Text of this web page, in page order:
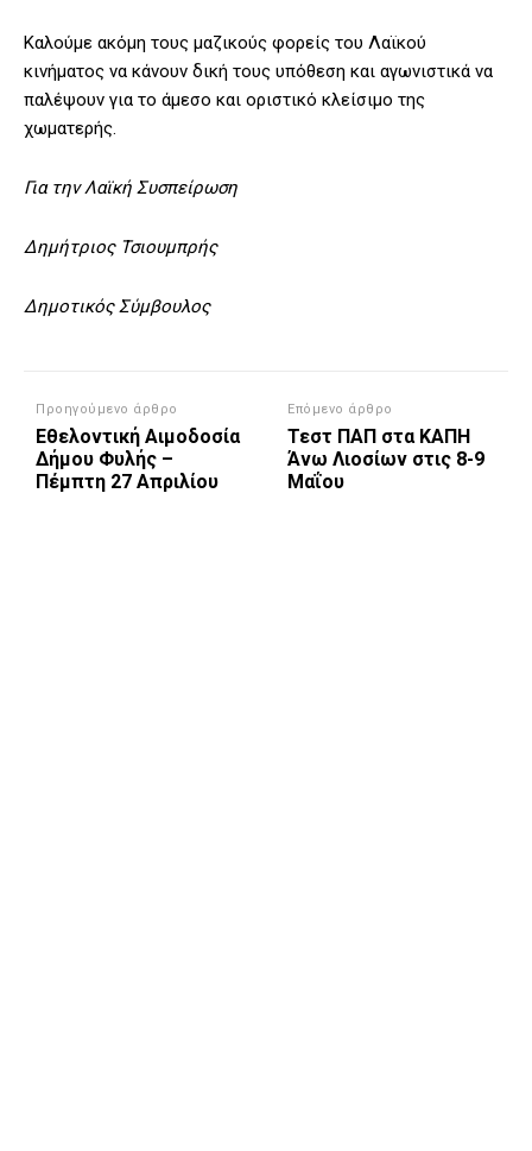
Καλούμε ακόμη τους μαζικούς φορείς του Λαϊκού
κινήματος να κάνουν δική τους υπόθεση και αγωνιστικά να
παλέψουν για το άμεσο και οριστικό κλείσιμο της
χωματερής.
Για την Λαϊκή Συσπείρωση
Δημήτριος Τσιουμπρής
Δημοτικός Σύμβουλος
Προηγούμενο άρθρο
Εθελοντική Αιμοδοσία
Δήμου Φυλής –
Πέμπτη 27 Απριλίου
Επόμενο άρθρο
Τεστ ΠΑΠ στα ΚΑΠΗ
Άνω Λιοσίων στις 8-9
Μαΐου